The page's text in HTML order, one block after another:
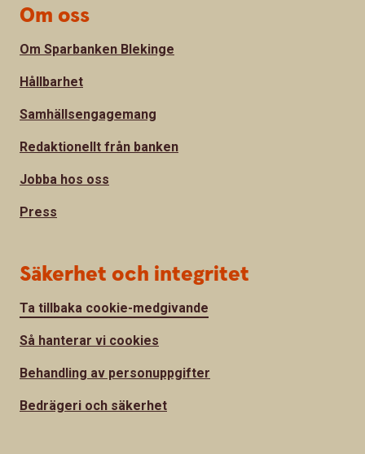
Om oss
Om Sparbanken Blekinge
Hållbarhet
Samhällsengagemang
Redaktionellt från banken
Jobba hos oss
Press
Säkerhet och integritet
Ta tillbaka cookie-medgivande
Så hanterar vi cookies
Behandling av personuppgifter
Bedrägeri och säkerhet